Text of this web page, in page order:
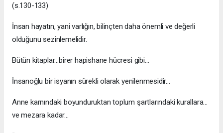
(s.130-133)
İnsan hayatın, yani varlığın, bilinçten daha önemli ve değerli
olduğunu sezinlemelidir.
Bütün kitaplar…birer hapishane hücresi gibi…
İnsanoğlu bir isyanın sürekli olarak yenilenmesidir…
Anne karnındaki boyunduruktan toplum şartlarındaki kurallara…
ve mezara kadar…